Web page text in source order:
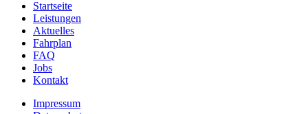
Startseite
Leistungen
Aktuelles
Fahrplan
FAQ
Jobs
Kontakt
Impressum